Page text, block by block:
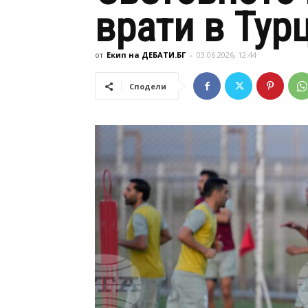
врати в
от Екип на ДЕБАТИ.БГ - 03.06.2026, 12:44
Сподели